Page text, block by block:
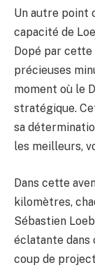
Un autre point
capacité de
Dopé par
précieuses
moment où le
stratégique.
sa
les meilleurs,
Dans cette
kilomètres,
Sébastien
éclatante
coup de